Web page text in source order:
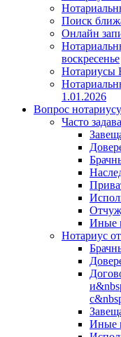
Поиск
Онлайн
воскресенье
Нотариусы
1.01.2026
Вопрос нотариусу
Часто
Иные
Нотариус
Иные